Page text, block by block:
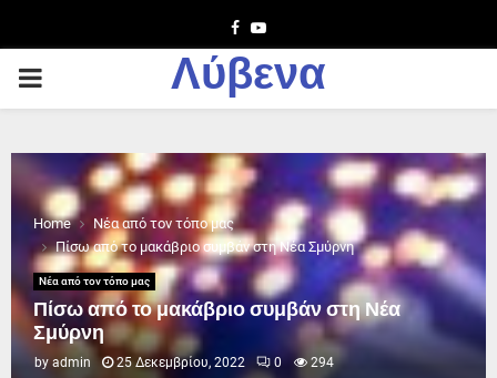
Facebook
Youtube
PRIMARY
Λύβενα
Home
Νέα από τον τόπο μας
Πίσω από το μακάβριο συμβάν στη Νέα Σμύρνη
Νέα από τον τόπο μας
Πίσω από το μακάβριο συμβάν στη Νέα
Σμύρνη
by admin 25 Δεκεμβρίου, 2022 0 294